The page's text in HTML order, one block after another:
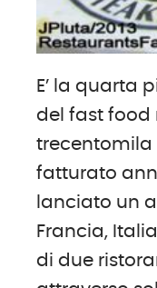
E’ la quarta
del fast food
trecentomila
fatturato
lanciato un
Francia,
di due